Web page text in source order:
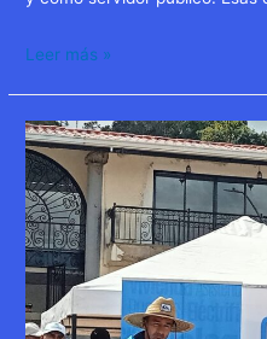
Leer más »